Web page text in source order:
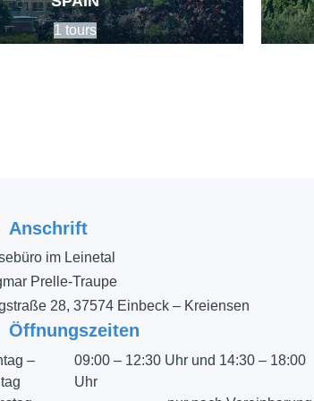
1 tours
Anschrift
im Leinetal
Prelle-Traupe
28, 37574 Einbeck – Kreiensen
Öffnungszeiten
–
09:00 – 12:30 Uhr und 14:30 – 18:00
Uhr